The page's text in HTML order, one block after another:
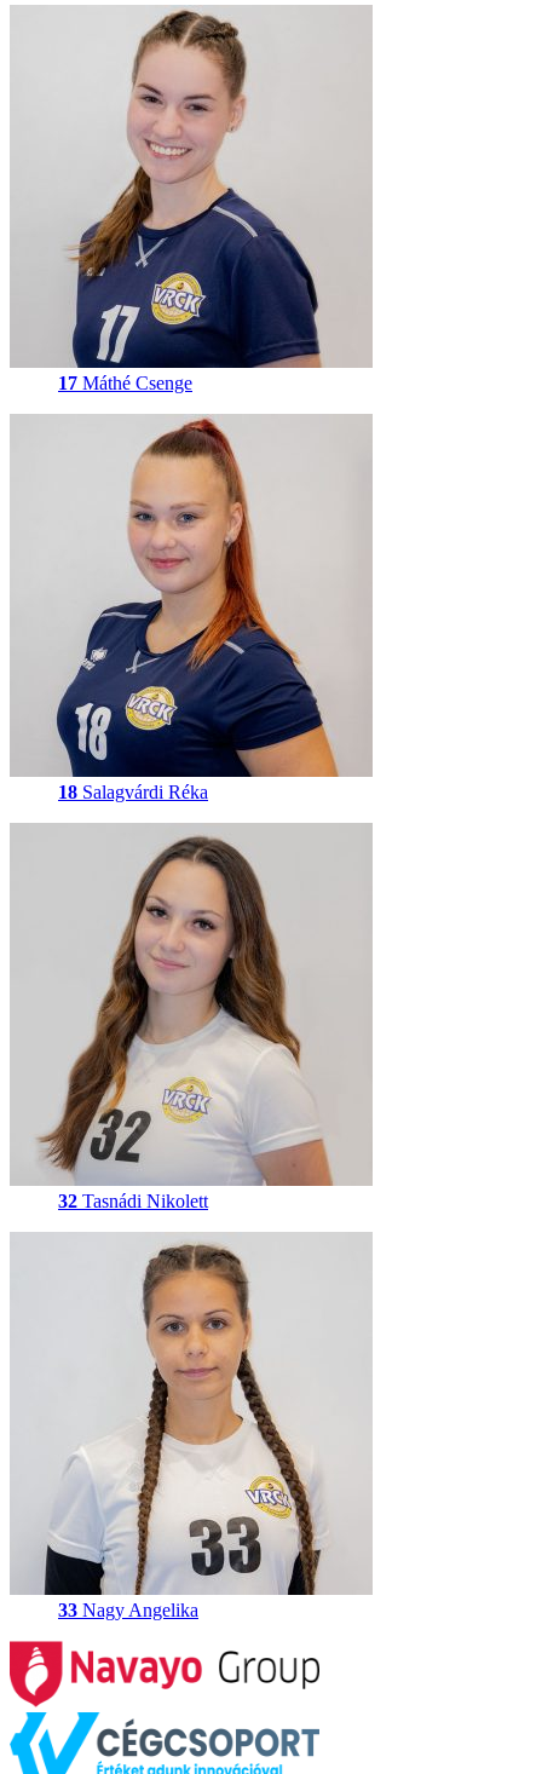
17 Máthé Csenge
18 Salagvárdi Réka
32 Tasnádi Nikolett
33 Nagy Angelika